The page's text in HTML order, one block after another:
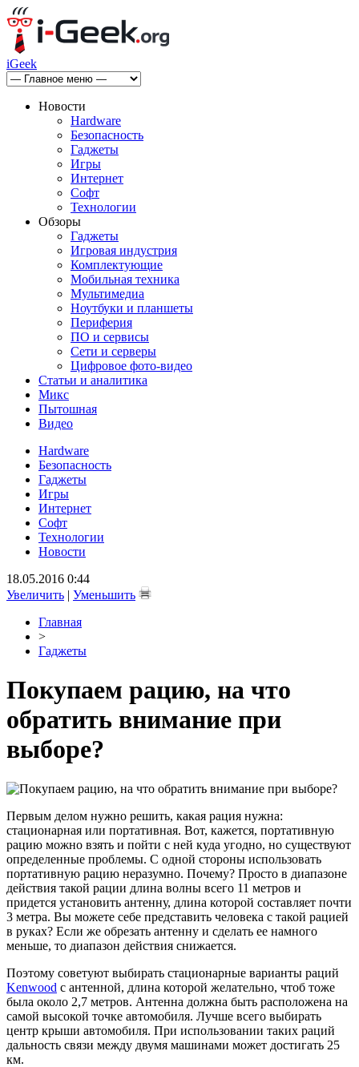
iGeek
Новости
Hardware
Безопасность
Гаджеты
Игры
Интернет
Софт
Технологии
Обзоры
Гаджеты
Игровая индустрия
Комплектующие
Мобильная техника
Мультимедиа
Ноутбуки и планшеты
Периферия
ПО и сервисы
Сети и серверы
Цифровое фото-видео
Статьи и аналитика
Микс
Пытошная
Видео
Hardware
Безопасность
Гаджеты
Игры
Интернет
Софт
Технологии
Новости
18.05.2016 0:44
Увеличить | Уменьшить
Главная
>
Гаджеты
Покупаем рацию, на что
обратить внимание при
выборе?
Первым делом нужно решить, какая рация нужна:
стационарная или портативная. Вот, кажется, портативную
рацию можно взять и пойти с ней куда угодно, но существуют
определенные проблемы. С одной стороны использовать
портативную рацию неразумно. Почему? Просто в диапазоне
действия такой рации длина волны всего 11 метров и
придется установить антенну, длина которой составляет почти
3 метра. Вы можете себе представить человека с такой рацией
в руках? Если же обрезать антенну и сделать ее намного
меньше, то диапазон действия снижается.
Поэтому советуют выбирать стационарные варианты раций
Kenwood с антенной, длина которой желательно, чтоб тоже
была около 2,7 метров. Антенна должна быть расположена на
самой высокой точке автомобиля. Лучше всего выбирать
центр крыши автомобиля. При использовании таких раций
дальность связи между двумя машинами может достигать 25
км.